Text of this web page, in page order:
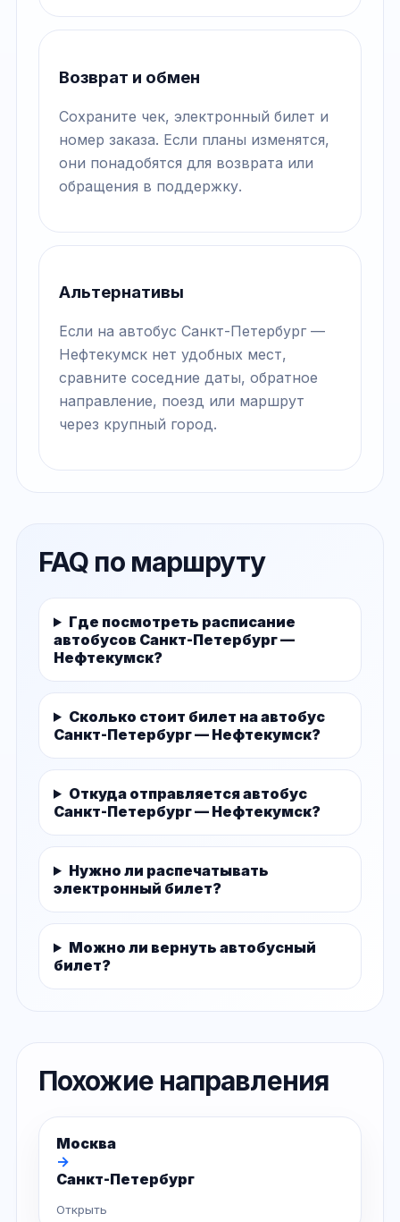
Возврат и обмен
Сохраните чек, электронный билет и
номер заказа. Если планы изменятся,
они понадобятся для возврата или
обращения в поддержку.
Альтернативы
Если на автобус Санкт-Петербург —
Нефтекумск нет удобных мест,
сравните соседние даты, обратное
направление, поезд или маршрут
через крупный город.
FAQ по маршруту
Где посмотреть расписание
автобусов Санкт-Петербург —
Нефтекумск?
Сколько стоит билет на автобус
Санкт-Петербург — Нефтекумск?
Откуда отправляется автобус
Санкт-Петербург — Нефтекумск?
Нужно ли распечатывать
электронный билет?
Можно ли вернуть автобусный
билет?
Похожие направления
Москва
→
Санкт-Петербург
Открыть